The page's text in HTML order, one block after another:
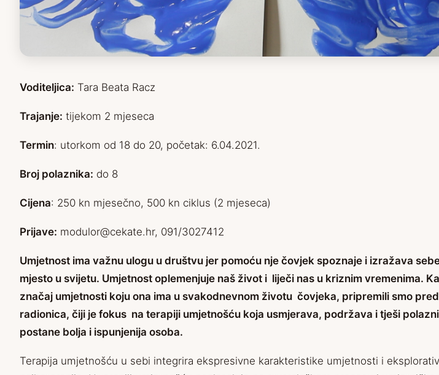
Voditeljica: Tara Beata Racz
Trajanje: tijekom 2 mjeseca
Termin: utorkom od 18 do 20, početak: 6.04.2021.
Broj polaznika: do 8
Cijena: 250 kn mjesečno, 500 kn ciklus (2 mjeseca)
Prijave: modulor@cekate.hr, 091/3027412
Umjetnost ima važnu ulogu u društvu jer pomoću nje čovjek spoznaje i izražava
mjesto u svijetu. Umjetnost oplemenjuje naš život i liječi nas u kriznim vremenima.
značaj umjetnosti koju ona ima u svakodnevnom životu čovjeka, pripremili smo
radionica, čiji je fokus na terapiji umjetnošću koja usmjerava, podržava i tješi
postane bolja i ispunjenija osoba.
Terapija umjetnošću u sebi integrira ekspresivne karakteristike umjetnosti i